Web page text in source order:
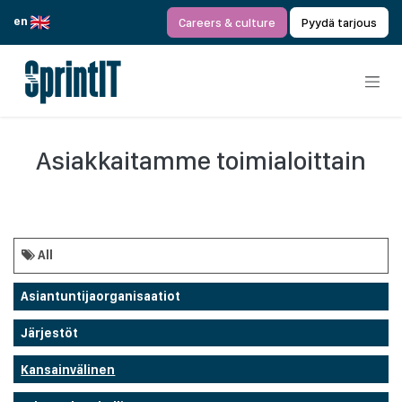
en
Careers & culture Pyydä tarjous
Asiakkaitamme toimialoittain
All
Asiantuntijaorganisaatiot
Järjestöt
Kansainvälinen